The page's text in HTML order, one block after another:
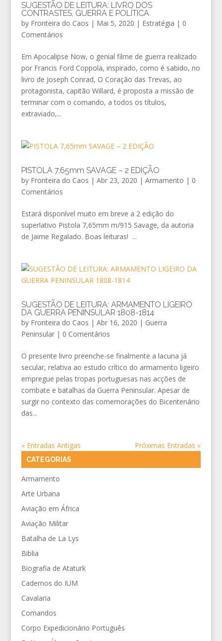
SUGESTÃO DE LEITURA: LIVRO DOS
CONTRASTES, GUERRA E POLÍTICA
by Fronteira do Caos | Mai 5, 2020 | Estratégia | 0
Comentários
Em Apocalipse Now, o genial filme de guerra realizado
por Francis Ford Coppola, inspirado, como é sabido, no
livro de Joseph Conrad, O Coração das Trevas, ao
protagonista, capitão Willard, é proposta a missão de
terminar com o comando, a todos os títulos,
extraviado,...
PISTOLA 7,65mm SAVAGE – 2 EDIÇÃO
by Fronteira do Caos | Abr 23, 2020 | Armamento | 0
Comentários
Estará disponível muito em breve a 2 edição do
superlativo Pistola 7,65mm m/915 Savage, da autoria
de Jaime Regalado. Boas leituras! ...
SUGESTÃO DE LEITURA: ARMAMENTO LIGEIRO
DA GUERRA PENINSULAR 1808-1814
by Fronteira do Caos | Abr 16, 2020 | Guerra
Peninsular| 0 Comentários
O presente livro preenche-se finalmente a lacuna já
secular, relativa ao estudo crítico do armamento ligeiro
empregue pelas tropas portuguesas nas acções de
combate e batalhas da Guerra Peninsular. Apesar de
surgir no contexto das comemorações do Bicentenário
das...
« Entradas Antigas Próximas Entradas »
CATEGORIAS
Armamento
Arte Urbana
Aviação em África
Aviação Militar
Batalha de La Lys
Biblia
Biografia de Ataturk
Cadernos do IUM
Cavalaria
Comandos
Corpo Expedicionário Português